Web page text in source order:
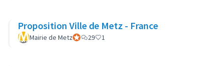
Proposition Ville de Metz - France
Mairie de MetzOfficial participant
29 1